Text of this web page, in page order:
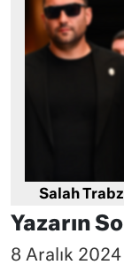
Salah
Yazarın
8 Aralık